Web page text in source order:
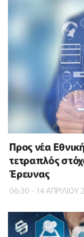
Προς νέα
τετραπλός
Έρευνας
06:30 - 14 ΑΠΡΙΛΙΟΥ